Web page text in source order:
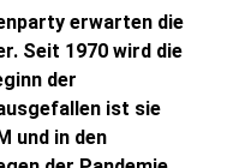
erwarten die
Seit 1970 wird die
der
ist sie
und in den